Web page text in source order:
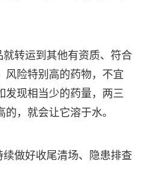
转运到其他有资质、符合
风险特别高的药物，不宜
发现相当少的药量，两三
，就会让它溶于水。
做好收尾清场、隐患排查